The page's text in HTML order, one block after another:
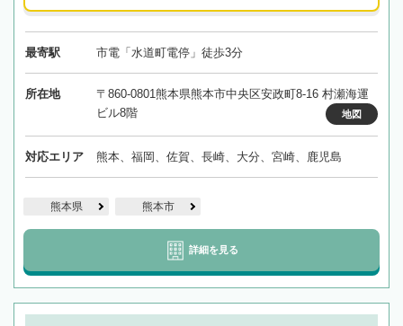
最寄駅 市電「水道町電停」徒歩3分
所在地
〒860-0801熊本県熊本市中央区安政町8-16 村瀬海運
ビル8階
地図
対応エリア 熊本、福岡、佐賀、長崎、大分、宮崎、鹿児島
熊本県 熊本市
詳細を見る